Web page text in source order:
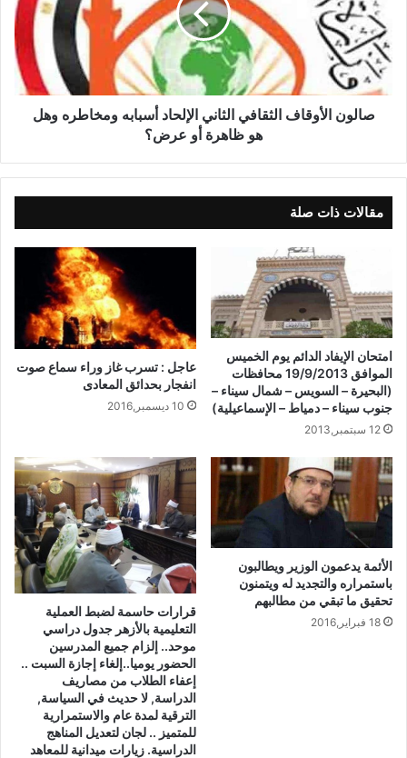
صالون الأوقاف الثقافي الثاني الإلحاد أسبابه ومخاطره وهل
هو ظاهرة أو عرض؟
مقالات ذات صلة
امتحان الإيفاد الدائم يوم الخميس
الموافق 19/9/2013 محافظات
(البحيرة – السويس – شمال سيناء –
جنوب سيناء – دمياط – الإسماعيلية)
12 سبتمبر,2013
عاجل : تسرب غاز وراء سماع صوت
انفجار بحدائق المعادى
10 ديسمبر,2016
الأئمة يدعمون الوزير ويطالبون
باستمراره والتجديد له ويتمنون
تحقيق ما تبقي من مطالبهم
18 فبراير,2016
قرارات حاسمة لضبط العملية
التعليمية بالأزهر جدول دراسي
موحد.. إلزام جميع المدرسين
الحضور يوميا..إلغاء إجازة السبت ..
إعفاء الطلاب من مصاريف
الدراسة, لا حديث في السياسة,
الترقية لمدة عام والاستمرارية
للمتميز .. لجان لتعديل المناهج
الدراسية. زيارات ميدانية للمعاهد